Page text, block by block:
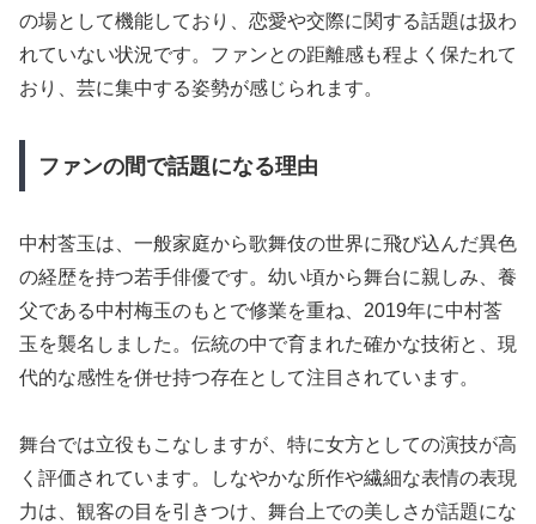
の場として機能しており、恋愛や交際に関する話題は扱わ
れていない状況です。ファンとの距離感も程よく保たれて
おり、芸に集中する姿勢が感じられます。
ファンの間で話題になる理由
中村莟玉は、一般家庭から歌舞伎の世界に飛び込んだ異色
の経歴を持つ若手俳優です。幼い頃から舞台に親しみ、養
父である中村梅玉のもとで修業を重ね、2019年に中村莟
玉を襲名しました。伝統の中で育まれた確かな技術と、現
代的な感性を併せ持つ存在として注目されています。
舞台では立役もこなしますが、特に女方としての演技が高
く評価されています。しなやかな所作や繊細な表情の表現
力は、観客の目を引きつけ、舞台上での美しさが話題にな